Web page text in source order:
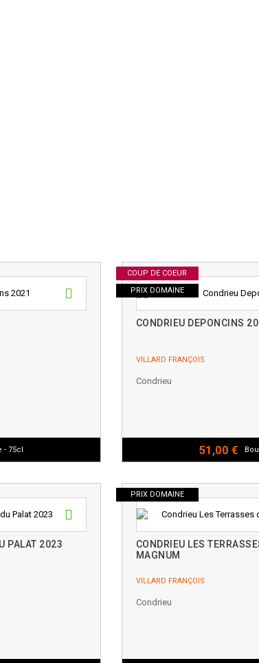
- 75cl
COUP DE COEUR
PRIX DOMAINE
CONDRIEU DEPONCINS
VILLARD FRANÇOIS
Condrieu
51,00 €
PALAT 2023
PRIX DOMAINE
CONDRIEU LES
MAGNUM
VILLARD FRANÇOIS
Condrieu